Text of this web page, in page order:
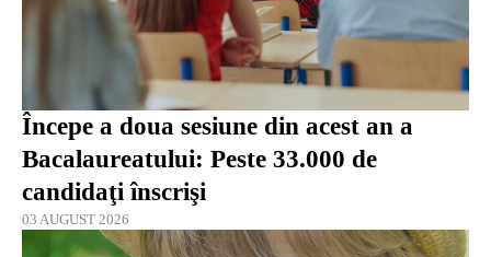
Începe a doua sesiune din acest an a
Bacalaureatului: Peste 33.000 de
candidaţi înscrişi
03 AUGUST 2026